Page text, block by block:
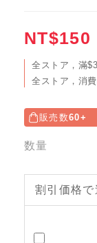
NT$150
全ストア，滿
全ストア，消
販売数60+
数量
割引価格で